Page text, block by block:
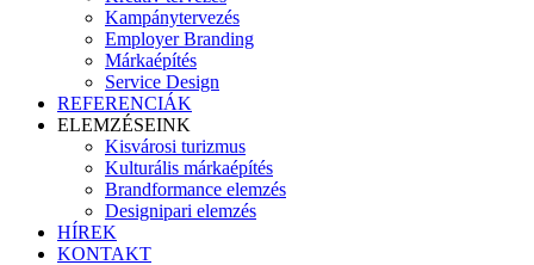
Kampánytervezés
Employer Branding
Márkaépítés
Service Design
REFERENCIÁK
ELEMZÉSEINK
Kisvárosi turizmus
Kulturális márkaépítés
Brandformance elemzés
Designipari elemzés
HÍREK
KONTAKT